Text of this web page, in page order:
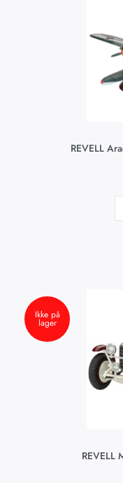
REVELL
Ikke på
lager
REVELL